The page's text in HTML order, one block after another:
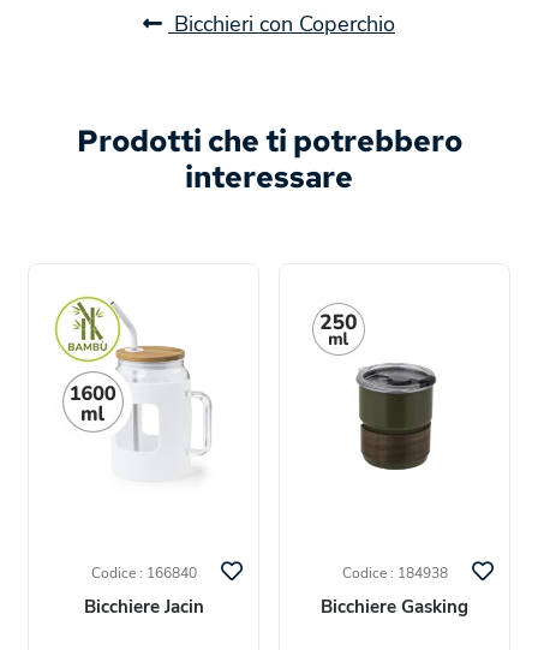
Bicchieri con Coperchio
Prodotti che ti potrebbero
interessare
Codice : 166840
Bicchiere Jacin
Codice : 184938
Bicchiere Gasking